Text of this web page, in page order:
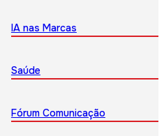
IA nas Marcas
Saúde
Fórum Comunicação